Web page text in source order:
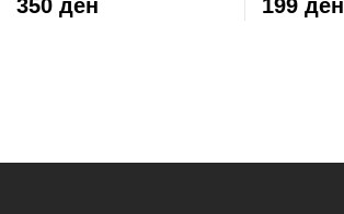
350 ден 199 ден